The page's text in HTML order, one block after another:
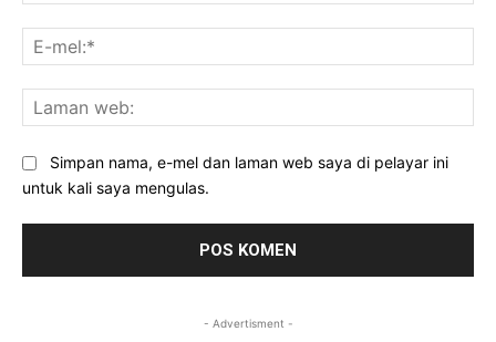
Simpan nama, e-mel dan laman web saya di pelayar ini
untuk kali saya mengulas.
- Advertisment -